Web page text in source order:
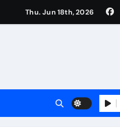
Thu. Jun 18th, 2026